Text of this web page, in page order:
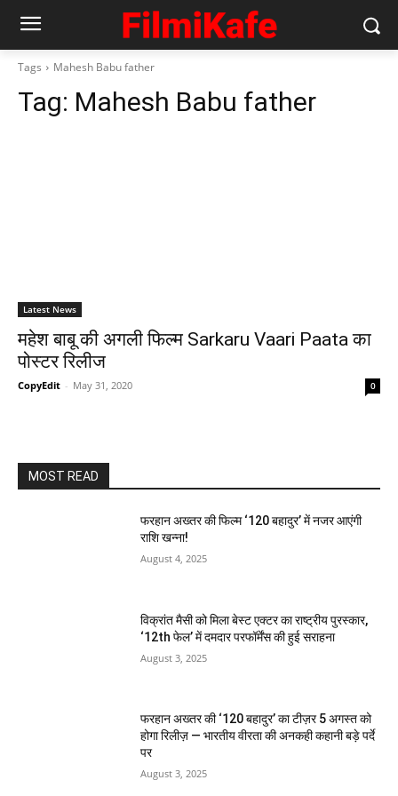
Tags Mahesh Babu father
Tag: Mahesh Babu father
Latest News
महेश बाबू की अगली फिल्‍म Sarkaru Vaari Paata का
पोस्‍टर रिलीज
CopyEdit - May 31, 2020 0
MOST READ
फरहान अख्तर की फिल्म ‘120 बहादुर’ में नजर आएंगी
राशि खन्ना!
August 4, 2025
विक्रांत मैसी को मिला बेस्ट एक्टर का राष्ट्रीय पुरस्कार,
‘12th फेल’ में दमदार परफॉर्मेंस की हुई सराहना
August 3, 2025
फरहान अख्तर की ‘120 बहादुर’ का टीज़र 5 अगस्त को
होगा रिलीज़ — भारतीय वीरता की अनकही कहानी बड़े पर्दे
पर
August 3, 2025